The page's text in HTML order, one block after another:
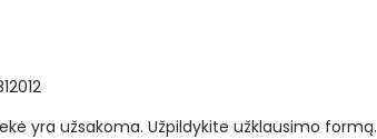
yra užsakoma. Užpildykite užklausimo formą.